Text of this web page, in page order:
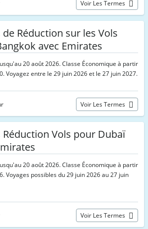
Voir Les Termes
Réduction sur les Vols
avec Emirates
20 août 2026. Classe Économique à partir
Voyagez entre le 29 juin 2026 et le 27 juin 2027.
Voir Les Termes
Vols pour Dubaï
20 août 2026. Classe Économique à partir
Voyages possibles du 29 juin 2026 au 27 juin
Voir Les Termes